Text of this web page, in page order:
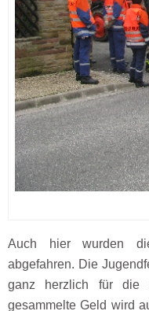
Auch hier wurden
abgefahren. Die
ganz herzlich für die
gesammelte Geld wird